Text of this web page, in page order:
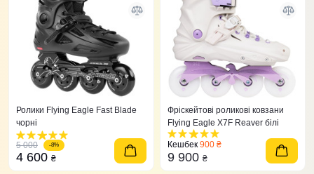
Ролики Flying Eagle Fast Blade
чорні
5 000 -8%
4 600 ₴
Фріскейтові роликові ковзани
Flying Eagle X7F Reaver білі
Кешбек 900 ₴
9 900 ₴